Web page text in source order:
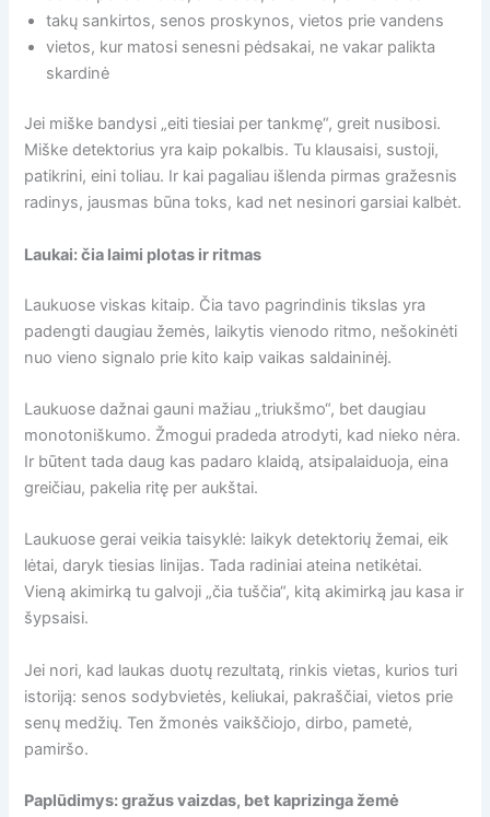
takų sankirtos, senos proskynos, vietos prie vandens
vietos, kur matosi senesni pėdsakai, ne vakar palikta
skardinė
Jei miške bandysi „eiti tiesiai per tankmę“, greit nusibosi.
Miške detektorius yra kaip pokalbis. Tu klausaisi, sustoji,
patikrini, eini toliau. Ir kai pagaliau išlenda pirmas gražesnis
radinys, jausmas būna toks, kad net nesinori garsiai kalbėt.
Laukai: čia laimi plotas ir ritmas
Laukuose viskas kitaip. Čia tavo pagrindinis tikslas yra
padengti daugiau žemės, laikytis vienodo ritmo, nešokinėti
nuo vieno signalo prie kito kaip vaikas saldaininėj.
Laukuose dažnai gauni mažiau „triukšmo“, bet daugiau
monotoniškumo. Žmogui pradeda atrodyti, kad nieko nėra.
Ir būtent tada daug kas padaro klaidą, atsipalaiduoja, eina
greičiau, pakelia ritę per aukštai.
Laukuose gerai veikia taisyklė: laikyk detektorių žemai, eik
lėtai, daryk tiesias linijas. Tada radiniai ateina netikėtai.
Vieną akimirką tu galvoji „čia tuščia“, kitą akimirką jau kasa ir
šypsaisi.
Jei nori, kad laukas duotų rezultatą, rinkis vietas, kurios turi
istoriją: senos sodybvietės, keliukai, pakraščiai, vietos prie
senų medžių. Ten žmonės vaikščiojo, dirbo, pametė,
pamiršo.
Paplūdimys: gražus vaizdas, bet kaprizinga žemė